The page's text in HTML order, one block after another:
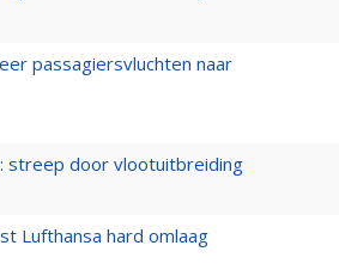
passagiersvluchten naar
streep door vlootuitbreiding
Lufthansa hard omlaag